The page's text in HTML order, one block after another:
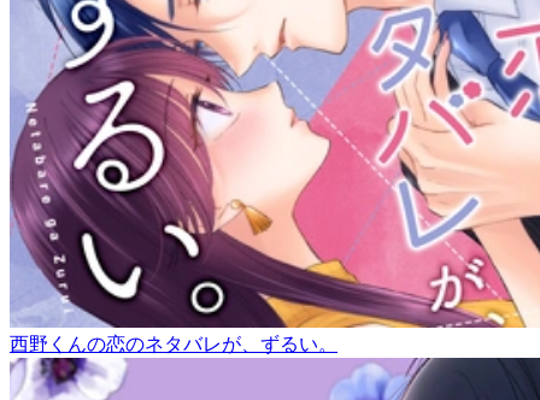
西野くんの恋のネタバレが、ずるい。